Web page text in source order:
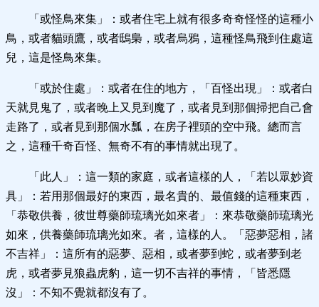
「或怪鳥來集」：或者住宅上就有很多奇奇怪怪的這種小
鳥，或者貓頭鷹，或者鴟梟，或者烏鴉，這種怪鳥飛到住處這
兒，這是怪鳥來集。
「或於住處」：或者在住的地方，「百怪出現」：或者白
天就見鬼了，或者晚上又見到魔了，或者見到那個掃把自己會
走路了，或者見到那個水瓢，在房子裡頭的空中飛。總而言
之，這種千奇百怪、無奇不有的事情就出現了。
「此人」：這一類的家庭，或者這樣的人，「若以眾妙資
具」：若用那個最好的東西，最名貴的、最值錢的這種東西，
「恭敬供養，彼世尊藥師琉璃光如來者」：來恭敬藥師琉璃光
如來，供養藥師琉璃光如來。者，這樣的人。「惡夢惡相，諸
不吉祥」：這所有的惡夢、惡相，或者夢到蛇，或者夢到老
虎，或者夢見狼蟲虎豹，這一切不吉祥的事情，「皆悉隱
沒」：不知不覺就都沒有了。